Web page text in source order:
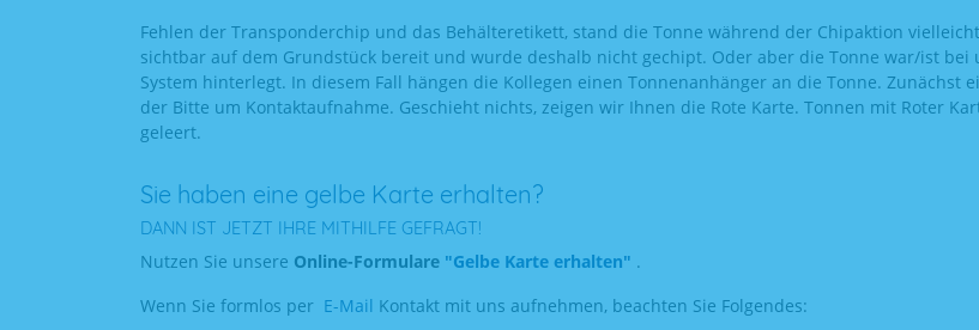
Fehlen der Transponderchip und das Behälteretikett, stand die Tonne während der Chipaktion
sichtbar auf dem Grundstück bereit und wurde deshalb nicht gechipt. Oder aber die Tonne war/ist bei
System hinterlegt. In diesem Fall hängen die Kollegen einen Tonnenanhänger an die Tonne. Zunächst
der Bitte um Kontaktaufnahme. Geschieht nichts, zeigen wir Ihnen die Rote Karte. Tonnen mit Roter
geleert.
Sie haben eine gelbe Karte erhalten?
DANN IST JETZT IHRE MITHILFE GEFRAGT!
Nutzen Sie unsere Online-Formulare "Gelbe Karte erhalten" .
Wenn Sie formlos per E-Mail Kontakt mit uns aufnehmen, beachten Sie Folgendes: